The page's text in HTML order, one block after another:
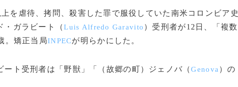
を虐待、拷問、殺害した罪で服役していた南米コロンビア史
・ガラビート（Luis Alfredo Garavito ）受刑者が12日、「複数
。矯正当局INPECが明らかにした。
ト受刑者は「野獣」「（故郷の町）ジェノバ（Genova ）の